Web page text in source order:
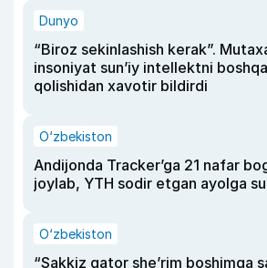
Dunyo
“Biroz sekinlashish kerak”.
insoniyat sun’iy intellektni
qolishidan xavotir bildirdi
O‘zbekiston
Andijonda Tracker’ga 21 nafar
joylab, YTH sodir etgan ayolga
O‘zbekiston
“Sakkiz qator she’rim boshimga